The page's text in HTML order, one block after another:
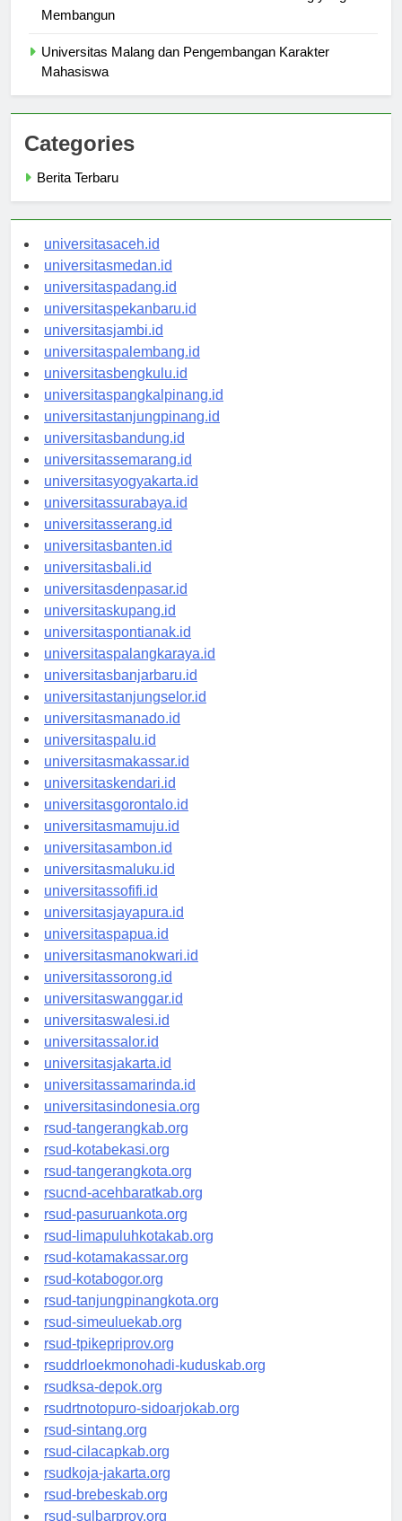
Aktivitas Ekstrakurikuler di Universitas Malang yang
Universitas Malang dan Pengembangan Karakter
Categories
universitasaceh.id
universitasmedan.id
universitaspadang.id
universitaspekanbaru.id
universitasjambi.id
universitaspalembang.id
universitasbengkulu.id
universitaspangkalpinang.id
universitastanjungpinang.id
universitasbandung.id
universitassemarang.id
universitasyogyakarta.id
universitassurabaya.id
universitasserang.id
universitasbanten.id
universitasbali.id
universitasdenpasar.id
universitaskupang.id
universitaspontianak.id
universitaspalangkaraya.id
universitasbanjarbaru.id
universitastanjungselor.id
universitasmanado.id
universitaspalu.id
universitasmakassar.id
universitaskendari.id
universitasgorontalo.id
universitasmamuju.id
universitasambon.id
universitasmaluku.id
universitassofifi.id
universitasjayapura.id
universitaspapua.id
universitasmanokwari.id
universitassorong.id
universitaswanggar.id
universitaswalesi.id
universitassalor.id
universitasjakarta.id
universitassamarinda.id
universitasindonesia.org
rsud-tangerangkab.org
rsud-kotabekasi.org
rsud-tangerangkota.org
rsucnd-acehbaratkab.org
rsud-pasuruankota.org
rsud-limapuluhkotakab.org
rsud-kotamakassar.org
rsud-kotabogor.org
rsud-tanjungpinangkota.org
rsud-simeuluekab.org
rsud-tpikepriprov.org
rsuddrloekmonohadi-kuduskab.org
rsudksa-depok.org
rsudrtnotopuro-sidoarjokab.org
rsud-sintang.org
rsud-cilacapkab.org
rsudkoja-jakarta.org
rsud-brebeskab.org